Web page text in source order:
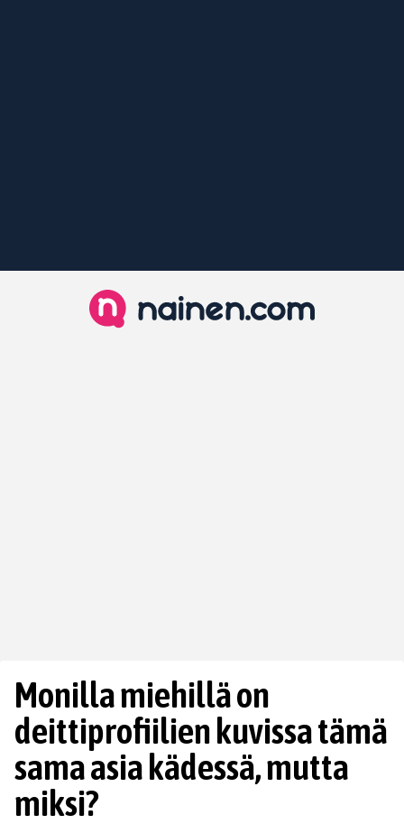
Monilla miehillä on
deittiprofiilien kuvissa tämä
sama asia kädessä, mutta
miksi?